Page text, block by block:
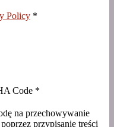
Policy *
Code *
na przechowywanie
przypisanie treści